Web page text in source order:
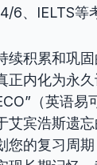
6、IELTS等
续积累和巩
正内化为永
（英语易
艾宾浩斯遗
您的复习周